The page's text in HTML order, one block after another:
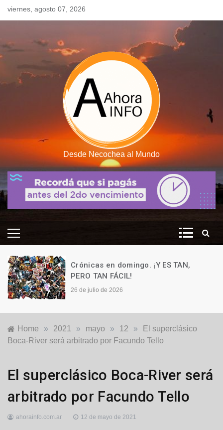
Skipviernes, agosto 07, 2026
Desde Necochea al Mundo
Crónicas en domingo. ¡Y ES TAN,
PERO TAN FÁCIL!
26 de julio de 2026
Home » 2021 » mayo » 12 »
El superclásico
Boca-River será arbitrado por Facundo Tello
Deportes
El superclásico Boca-River será
arbitrado por Facundo Tello
ahorainfo.com.ar 12 de mayo de 2021